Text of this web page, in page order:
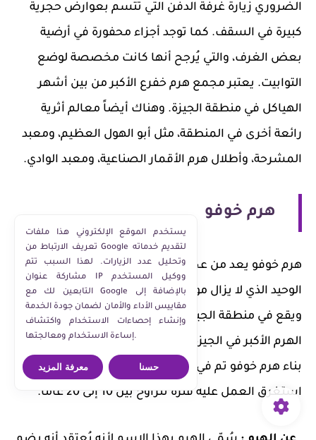
الضروري زيارة غرفة الدفن التي تتسم بعوارض حجرية
كبيرة في السقف. كما توجد أجزاء محفورة في أرضية
بعض الغرف، والتي يُرجح أنها كانت مخصصة لوضع
التوابيت. يعتبر مجمع هرم خفرع الأكبر من بين أشهر
الهياكل في منطقة الجيزة. وهناك أيضاً معالم أثرية
رائعة أخرى في المنطقة، مثل أبو الهول العظيم، ومعبد
المشرحة، وأطلال هرم الأقمار الصناعية، ومعبد الوادي.
هرم خوفو
هرم خوفو يعد من عجائب الدنيا السبع القديمة، وهو
الوحيد الذي لا يزال موجودًا. كما أنه أكبر هرم في مصر،
ويقع في منطقة الجيزة. يحمل الهيكل أسماء عدة، مثل
الهرم الأكبر في الجيزة وهرم خوفو. يعتقد المؤرخون أن
بناء هرم خوفو تم في عام 2560 قبل الميلاد، وقد
استغرق العمل عليه فترة تتراوح بين 10 إلى 20 عاماً.
يستخدم الموقع الإلكتروني هذا ملفات
تعريف الارتباط من Google لتقديم خدماته
وتحليل عدد الزيارات. لهذا السبب تتم
مشاركة عنوان IP ووكيل المستخدم
التابعين لك مع Google بالإضافة إلى
مقاييس الأداء والأمان لضمان جودة الخدمة
وإنشاء إحصاءات الاستخدام واكتشاف
إساءة الاستخدام ومعالجتها.
معرفة المزيد حسنا